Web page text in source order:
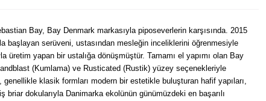
Bay, Bay Denmark markasıyla piposeverlerin karşısında. 2015
başlayan serüveni, ustasından mesleğin inceliklerini öğrenmesiyle
üretim yapan bir ustalığa dönüşmüştür. Tamamı el yapımı olan Bay
(Kumlama) ve Rusticated (Rustik) yüzey seçenekleriyle
genellikle klasik formları modern bir estetikle buluşturan hafif yapıları,
dokularıyla Danimarka ekolünün günümüzdeki en başarılı